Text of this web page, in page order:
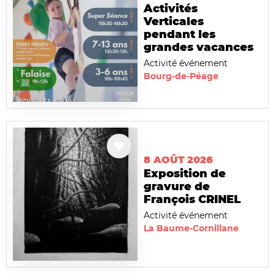
Activités
Verticales
pendant les
grandes vacances
Activité événement
Bourg-de-Péage
8 AOÛT 2026
Exposition de
gravure de
François CRINEL
Activité événement
La Baume-Cornillane